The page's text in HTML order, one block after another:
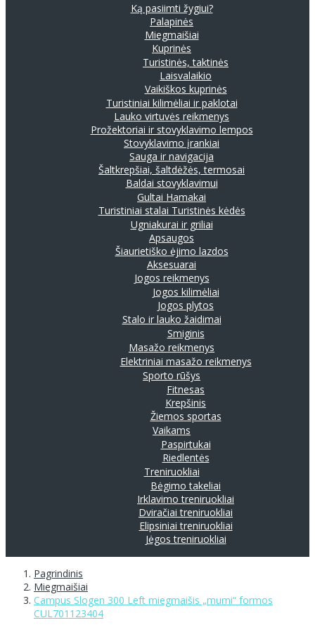
Ką pasiimti žygiui?
Palapinės
Miegmaišiai
Kuprinės
Turistinės, taktinės
Laisvalaikio
Vaikiškos kuprinės
Turistiniai kilimėliai ir paklotai
Lauko virtuvės reikmenys
Prožektoriai ir stovyklavimo lempos
Stovyklavimo įrankiai
Sauga ir navigacija
Šaltkrepšiai, šaltdėžės, termosai
Baldai stovyklavimui
Gultai Hamakai
Turistiniai stalai Turistinės kėdės
Ugniakurai ir griliai
Apsaugos
Šiaurietiško ėjimo lazdos
Aksesuarai
Jogos reikmenys
Jogos kilimėliai
Jogos plytos
Stalo ir lauko žaidimai
Smiginis
Masažo reikmenys
Elektriniai masažo reikmenys
Sporto rūšys
Fitnesas
Krepšinis
Žiemos sportas
Vaikams
Paspirtukai
Riedlentės
Treniruokliai
Bėgimo takeliai
Irklavimo treniruokliai
Dviračiai treniruokliai
Elipsiniai treniruokliai
Jėgos treniruokliai
Pagrindinis
Miegmaišiai
Campus Slogen 300 Left miegmaišis „mumi“ formos
CUL701123404